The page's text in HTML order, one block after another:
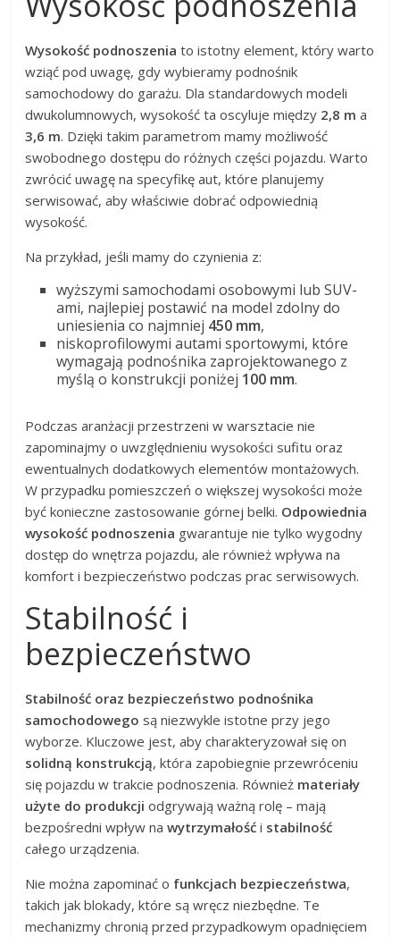
Wysokość podnoszenia to istotny element, który warto
wziąć pod uwagę, gdy wybieramy podnośnik
samochodowy do garażu. Dla standardowych modeli
dwukolumnowych, wysokość ta oscyluje między 2,8 m a
3,6 m. Dzięki takim parametrom mamy możliwość
swobodnego dostępu do różnych części pojazdu. Warto
zwrócić uwagę na specyfikę aut, które planujemy
serwisować, aby właściwie dobrać odpowiednią
wysokość.
Na przykład, jeśli mamy do czynienia z:
wyższymi samochodami osobowymi lub SUV-
ami, najlepiej postawić na model zdolny do
uniesienia co najmniej 450 mm,
niskoprofilowymi autami sportowymi, które
wymagają podnośnika zaprojektowanego z
myślą o konstrukcji poniżej 100 mm.
Podczas aranżacji przestrzeni w warsztacie nie
zapominajmy o uwzględnieniu wysokości sufitu oraz
ewentualnych dodatkowych elementów montażowych.
W przypadku pomieszczeń o większej wysokości może
być konieczne zastosowanie górnej belki. Odpowiednia
wysokość podnoszenia gwarantuje nie tylko wygodny
dostęp do wnętrza pojazdu, ale również wpływa na
komfort i bezpieczeństwo podczas prac serwisowych.
Stabilność i
bezpieczeństwo
Stabilność oraz bezpieczeństwo podnośnika
samochodowego są niezwykle istotne przy jego
wyborze. Kluczowe jest, aby charakteryzował się on
solidną konstrukcją, która zapobiegnie przewróceniu
się pojazdu w trakcie podnoszenia. Również materiały
użyte do produkcji odgrywają ważną rolę – mają
bezpośredni wpływ nawytrzymałość i stabilność
całego urządzenia.
Nie można zapominać o funkcjach bezpieczeństwa,
takich jak blokady, które są wręcz niezbędne. Te
mechanizmy chronią przed przypadkowym opadnięciem